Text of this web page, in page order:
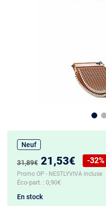
Neuf
Ancien prix :
31,89€ Nouveau prix :
21,53€
Réduction de :
-32%
Promo OP - NESTLYVIVA incluse
Éco-part. : 0,90€
En stock